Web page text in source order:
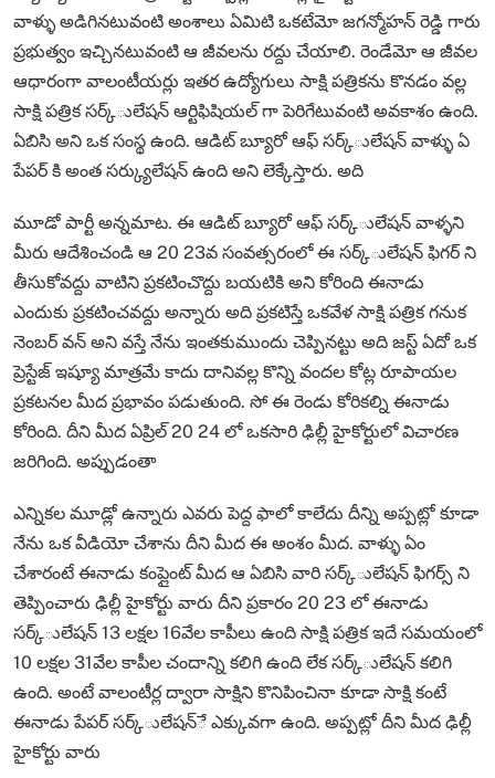
వాళ్ళు అడిగినటువంటి అంశాలు ఏమిటి ఒకటేమో జగన్మోహన్ రెడ్డి గారు
ప్రభుత్వం ఇచ్చినటువంటి ఆ జీవలను రద్దు చేయాలి. రెండేమో ఆ జీవల
ఆధారంగా వాలంటీయర్లు ఇతర ఉద్యోగులు సాక్షి పత్రికను కొనడం వల్ల
సాక్షి పత్రిక సర్క్ులేషన్ ఆర్టిఫిషియల్ గా పెరిగేటువంటి అవకాశం ఉంది.
ఏబిసి అని ఒక సంస్థ ఉంది. ఆడిట్ బ్యూరో ఆఫ్ సర్క్ులేషన్ వాళ్ళు ఏ
పేపర్ కి అంత సర్క్యులేషన్ ఉంది అని లెక్కేస్తారు. అది
మూడో పార్టీ అన్నమాట. ఈ ఆడిట్ బ్యూరో ఆఫ్ సర్క్ులేషన్ వాళ్ళని
మీరు ఆదేశించండి ఆ 20 23వ సంవత్సరంలో ఈ సర్క్ులేషన్ ఫిగర్ ని
తీసుకోవద్దు వాటిని ప్రకటించొద్దు బయటికి అని కోరింది ఈనాడు
ఎందుకు ప్రకటించవద్దు అన్నారు అది ప్రకటిస్తే ఒకవేళ సాక్షి పత్రిక గనుక
నెంబర్ వన్ అని వస్తే నేను ఇంతకుముందు చెప్పినట్టు అది జస్ట్ ఏదో ఒక
ప్రెస్టేజ్ ఇష్యూ మాత్రమే కాదు దానివల్ల కొన్ని వందల కోట్ల రూపాయల
ప్రకటనల మీద ప్రభావం పడుతుంది. సో ఈ రెండు కోరికల్ని ఈనాడు
కోరింది. దీని మీద ఏప్రిల్ 20 24 లో ఒకసారి ఢిల్లీ హైకోర్టులో విచారణ
జరిగింది. అప్పుడంతా
ఎన్నికల మూడ్లో ఉన్నారు ఎవరు పెద్ద ఫాలో కాలేదు దీన్ని అప్పట్లో కూడా
నేను ఒక వీడియో చేశాను దీని మీద ఈ అంశం మీద. వాళ్ళు ఏం
చేశారంటే ఈనాడు కంప్లైంట్ మీద ఆ ఏబిసి వారి సర్క్ులేషన్ ఫిగర్స్ ని
తెప్పించారు ఢిల్లీ హైకోర్టు వారు దీని ప్రకారం 20 23 లో ఈనాడు
సర్క్ులేషన్ 13 లక్షల 16వేల కాపీలు ఉంది సాక్షి పత్రిక ఇదే సమయంలో
10 లక్షల 31వేల కాపీల చందాన్ని కలిగి ఉంది లేక సర్క్ులేషన్ కలిగి
ఉంది. అంటే వాలంటీర్ల ద్వారా సాక్షిని కొనిపించినా కూడా సాక్షి కంటే
ఈనాడు పేపర్ సర్క్ులేషన్ే ఎక్కువగా ఉంది. అప్పట్లో దీని మీద ఢిల్లీ
హైకోర్టు వారు